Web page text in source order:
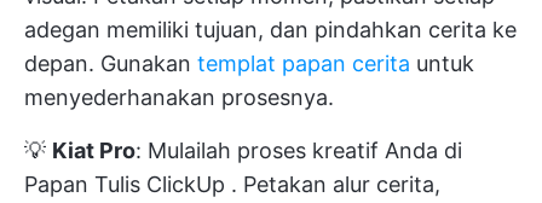
adegan memiliki tujuan, dan pindahkan cerita ke
depan. Gunakan templat papan cerita untuk
menyederhanakan prosesnya.
💡 Kiat Pro: Mulailah proses kreatif Anda di
Papan Tulis ClickUp . Petakan alur cerita,